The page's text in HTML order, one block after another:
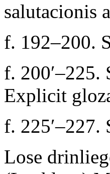
salutacionis
f. 192–200.
f. 200′–225.
Explicit
f. 225′–227.
Lose